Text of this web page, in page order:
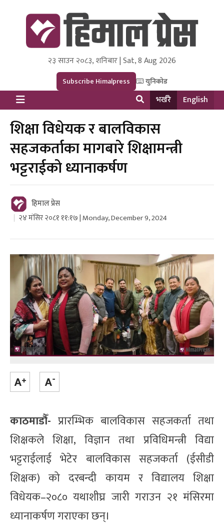
Himal Press
Dot NewsyNepal Media and Research Pvt Ltd.
२३ साउन २०८३, शनिबार | Sat, 8 Aug 2026
Subscribe Himalpress युनिकोड
भर्खरै English
शिक्षा विधेयक र बालविकास
सहजकर्ताका मागबारे शिक्षामन्त्री
भट्टराईको ध्यानाकर्षण
हिमाल प्रेस
२४ मंसिर २०८१ ११:१७ | Monday, December 9, 2024
काठमाडौँ- प्रारम्भिक बालविकास सहजकर्ता तथा
शिक्षकले शिक्षा, विज्ञान तथा प्रविधिमन्त्री विद्या
भट्टराईलाई भेटेर बालविकास सहजकर्ता (ईसीडी
शिक्षक) को दरबन्दी कायम र विद्यालय शिक्षा
विधेयक–२०८० यथाशीघ्र जारी गराउन २१ मंसिरमा
ध्यानाकर्षण गराएका छन्।